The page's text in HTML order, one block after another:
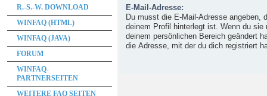
E-Mail-Adresse:
Du musst die E-Mail-Adresse angeben,
deinem Profil hinterlegt ist. Wenn du sie
deinem persönlichen Bereich geändert
die Adresse, mit der du dich registriert
R.-S.-W. DOWNLOAD
WINFAQ (HTML)
WINFAQ (JAVA)
FORUM
WINFAQ-
PARTNERSEITEN
WEITERE FAQ SEITEN